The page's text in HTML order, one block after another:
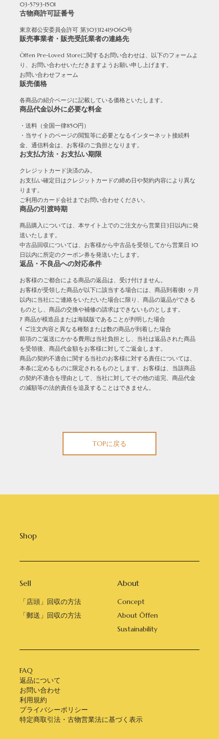
Boots
03-5793-1501
古物商許可証番号
東京都公安委員会許可 第303312419060号
販売事業者・販売受託業者の連絡先
Öffen Pre-Loved Storeに関するお問い合わせは、以下のフォームよ
り、お問い合わせいただきますようお願い申し上げます。
お問い合わせフォーム
販売価格
各商品の紹介ページに記載している価格といたします。
商品代金以外に必要な料金
・送料（全国一律850円）
・当サイトのページの閲覧等に必要となるインターネット接続料
金、通信料金は、お客様のご負担となります。
お支払方法・お支払い期限
クレジットカード決済のみ。
お支払い確定日はクレジットカードの締め日や契約内容により異な
ります。
ご利用のカード会社までお問い合わせください。
商品の引渡時期
商品購入については、本サイト上でのご注文から営業日3日以内に発
送いたします。
中古品回収については、お客様から中古品を受領してから営業日 10
日以内に所定のクーポン券を発送いたします。
返品・不良品への対応条件
お客様のご都合による商品の返品は、受け付けません。
お客様が受領した商品が以下に該当する場合には、商品到着後1 ヶ月
以内に当社にご連絡をいただいた場合に限り、商品の返品ができる
ものとし、商品の交換や補修の請求はできないものとします。
ｱ 商品が模造品または海賊版であることが判明した場合
ｲ ご注文内容と異なる種類または数の商品が到着した場合
前項のご返送にかかる費用は当社負担とし、当社は返品された商品
を受領後、商品代金額をお客様に対してご返金します。
商品の契約不適合に関する当社のお客様に対する責任については、
本条に定めるものに限定されるものとします。お客様は、当該商品
の契約不適合を理由として、当社に対してその他の追完、商品代金
の減額等の法的責任を追及することはできません。
TOPに戻る
Shop
Sell
「店頭」回収の方法
「郵送」回収の方法
About
Concept
About Öffen
Sustainability
FAQ
返品について
お問い合わせ
利用規約
プライバシーポリシー
特定商取引法・古物営業法に基づく表示